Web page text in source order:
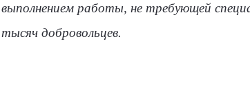
выполнением работы, не требующей
тысяч добровольцев.